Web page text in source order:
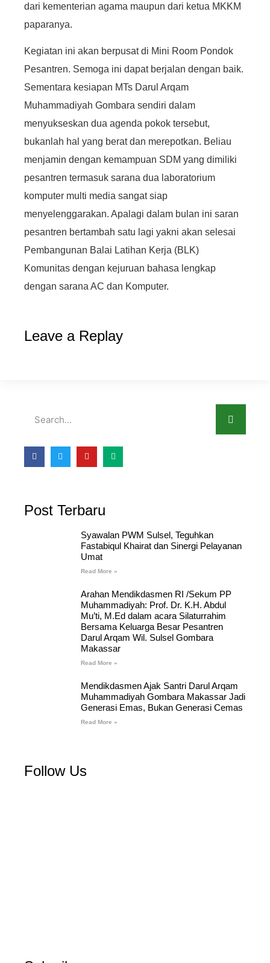
dari kementerian agama maupun dari ketua MKKM
paparanya.
Kegiatan ini akan berpusat di Mini Room Pondok
Pesantren. Semoga ini dapat berjalan dengan baik.
Sementara kesiapan MTs Darul Arqam
Muhammadiyah Gombara sendiri dalam
menyukseskan dua agenda pokok tersebut,
bukanlah hal yang berat dan merepotkan. Beliau
menjamin dengan kemampuan SDM yang dimiliki
pesantren termasuk sarana dua laboratorium
komputer multi media sangat siap
menyelenggarakan. Apalagi dalam bulan ini saran
pesantren bertambah satu lagi yakni akan selesai
Pembangunan Balai Latihan Kerja (BLK)
Komunitas dengan kejuruan bahasa lengkap
dengan sarana AC dan Komputer.
Leave a Replay
Post Terbaru
Syawalan PWM Sulsel, Teguhkan
Fastabiqul Khairat dan Sinergi Pelayanan
Umat
Read More »
Arahan Mendikdasmen RI /Sekum PP
Muhammadiyah: Prof. Dr. K.H. Abdul
Mu’ti, M.Ed dalam acara Silaturrahim
Bersama Keluarga Besar Pesantren
Darul Arqam Wil. Sulsel Gombara
Makassar
Read More »
Mendikdasmen Ajak Santri Darul Arqam
Muhammadiyah Gombara Makassar Jadi
Generasi Emas, Bukan Generasi Cemas
Read More »
Follow Us